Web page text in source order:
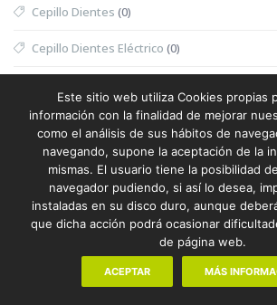
Cepillo Dientes (0)
Cepillo Dientes Eléctrico (0)
Cepillo Exfoliante Masajeador(0)
Cepillo Limpiador(0)
Cepillo Mascotas(0)
Cesta (0)
Cesta Halloween(0)
Este sitio web utiliza Cookies propias
información con la finalidad de mejorar
como el análisis de sus hábitos de
navegando, supone la aceptación de la
mismas. El usuario tiene la posibilidad
navegador pudiendo, si así lo desea,
instaladas en su disco duro, aunque
que dicha acción podrá ocasionar
de página web.
ACEPTAR MÁS